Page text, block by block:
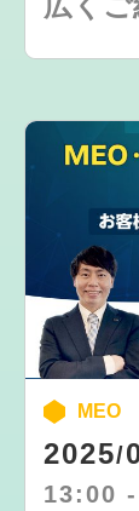
MEO
2025/
13:00 -